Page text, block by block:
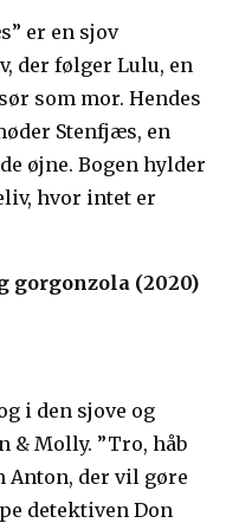
er en sjov
der følger Lulu, en
som mor. Hendes
Stenfjæs, en
øjne. Bogen hylder
hvor intet er
gorgonzola (2020)
i den sjove og
& Molly. ”Tro, håb
Anton, der vil gøre
detektiven Don